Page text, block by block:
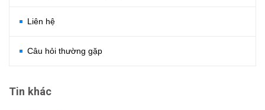
Liên hệ
Câu hỏi thường gặp
Tin khác